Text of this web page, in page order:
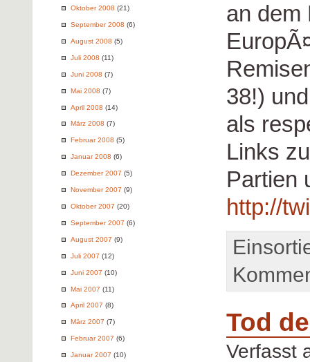
Oktober 2008 (21)
September 2008 (6)
August 2008 (5)
Juli 2008 (11)
Juni 2008 (7)
Mai 2008 (7)
April 2008 (14)
März 2008 (7)
Februar 2008 (5)
Januar 2008 (6)
Dezember 2007 (5)
November 2007 (9)
Oktober 2007 (20)
September 2007 (6)
August 2007 (9)
Juli 2007 (12)
Juni 2007 (10)
Mai 2007 (11)
April 2007 (8)
März 2007 (7)
Februar 2007 (6)
Januar 2007 (10)
an dem
38!)
als
Links
Partien
http://
Tod
Verfasst